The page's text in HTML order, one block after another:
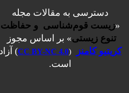
دسترسی به مقالات مجله
«زیست قوم‌شناسی و حفاظت
تنوع زیستی» بر اساس مجوز
کریتیو کامنز
(
CC BY-NC 4.0) آزاد
است.